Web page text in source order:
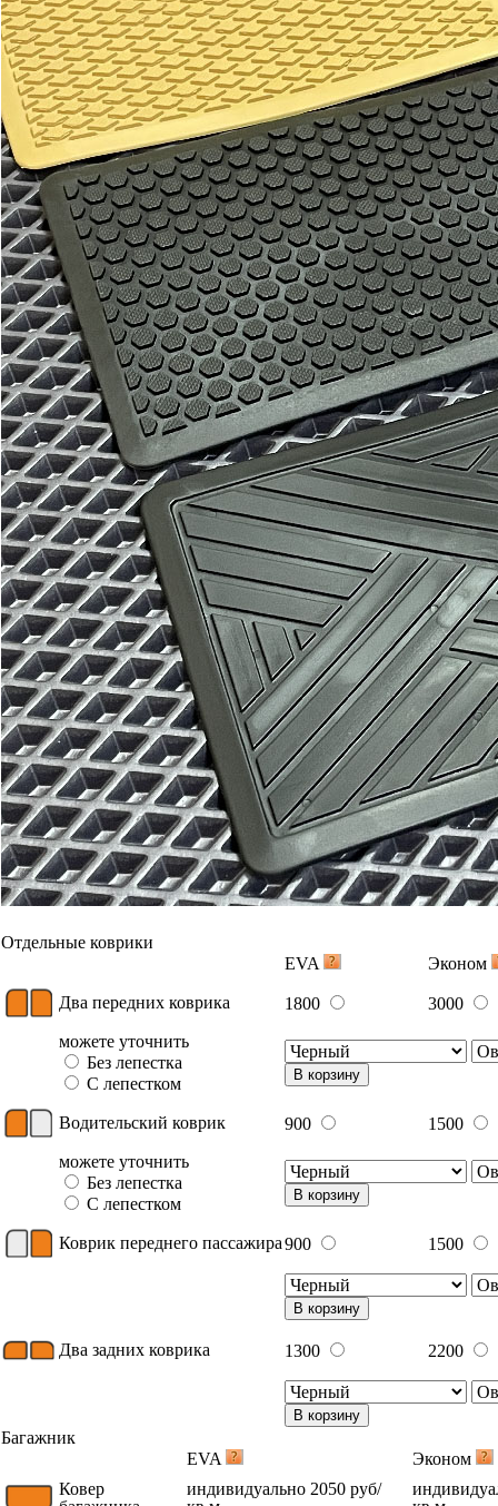
Отдельные коврики
EVA
Эконом
Два передних коврика 1800
3000
можете уточнить
Без лепестка
С лепестком
В корзину
Водительский коврик 900
1500
можете уточнить
Без лепестка
С лепестком
В корзину
Коврик переднего пассажира900 1500
В корзину
Два задних коврика 1300 2200
В корзину
Багажник
EVA
Эконом
Ковер
багажника
индивидуально 2050 руб/
кв.м.
кв.м.